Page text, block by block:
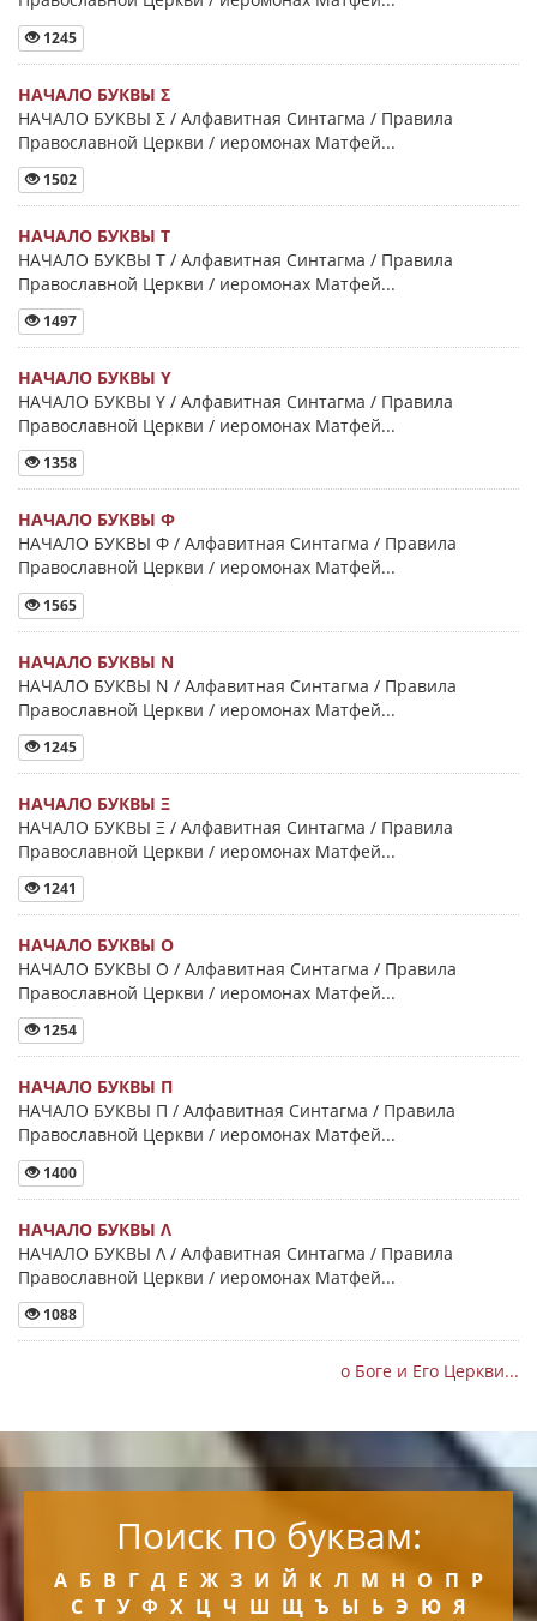
1245
НАЧАЛО БУКВЫ Σ
НАЧАЛО БУКВЫ Σ / Алфавитная Синтагма / Правила
Православной Церкви / иеромонах Матфей...
1502
НАЧАЛО БУКВЫ Τ
НАЧАЛО БУКВЫ Τ / Алфавитная Синтагма / Правила
Православной Церкви / иеромонах Матфей...
1497
НАЧАЛО БУКВЫ Y
НАЧАЛО БУКВЫ Y / Алфавитная Синтагма / Правила
Православной Церкви / иеромонах Матфей...
1358
НАЧАЛО БУКВЫ Φ
НАЧАЛО БУКВЫ Φ / Алфавитная Синтагма / Правила
Православной Церкви / иеромонах Матфей...
1565
НАЧАЛО БУКВЫ Ν
НАЧАЛО БУКВЫ Ν / Алфавитная Синтагма / Правила
Православной Церкви / иеромонах Матфей...
1245
НАЧАЛО БУКВЫ Ξ
НАЧАЛО БУКВЫ Ξ / Алфавитная Синтагма / Правила
Православной Церкви / иеромонах Матфей...
1241
НАЧАЛО БУКВЫ Ο
НАЧАЛО БУКВЫ Ο / Алфавитная Синтагма / Правила
Православной Церкви / иеромонах Матфей...
1254
НАЧАЛО БУКВЫ Π
НАЧАЛО БУКВЫ Π / Алфавитная Синтагма / Правила
Православной Церкви / иеромонах Матфей...
1400
НАЧАЛО БУКВЫ Λ
НАЧАЛО БУКВЫ Λ / Алфавитная Синтагма / Правила
Православной Церкви / иеромонах Матфей...
1088
о Боге и Его Церкви...
Поиск по буквам:
А Б В Г Д Е Ж З И Й К Л М Н О П Р
С Т У Ф Х Ц Ч Ш Щ Ъ Ы Ь Э Ю Я